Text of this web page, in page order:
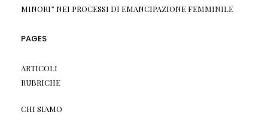
MINORI” NEI PROCESSI DI EMANCIPAZIONE FEMMINILE
PAGES
ARTICOLI
RUBRICHE
CHI SIAMO